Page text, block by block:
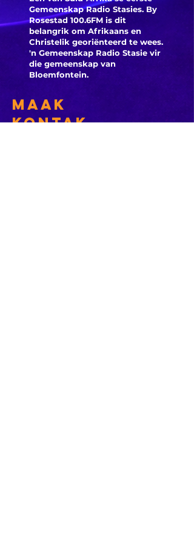
Gemeenskap Radio Stasies. By
Rosestad 100.6FM is dit
belangrik om Afrikaans en
Christelik georiënteerd te wees.
'n Gemeenskap Radio Stasie vir
die gemeenskap van
Bloemfontein.
Maak
Kontak